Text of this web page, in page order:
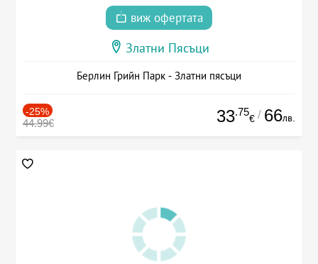
виж офертата
Златни Пясъци
Берлин Грийн Парк - Златни пясъци
-25%
44.99€ 33.75
€ / 66лв.